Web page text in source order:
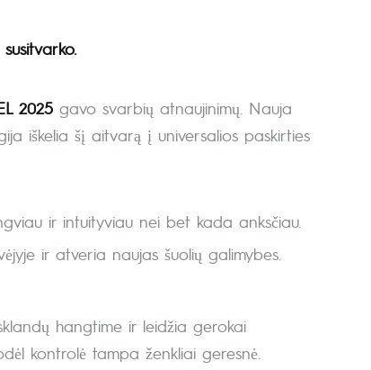
2025 gavo svarbių atnaujinimų. Nauja
iškelia šį aitvarą į universalios paskirties
ir intuityviau nei bet kada anksčiau.
ir atveria naujas šuolių galimybes.
hangtime ir leidžia gerokai
kontrolė tampa ženkliai geresnė.